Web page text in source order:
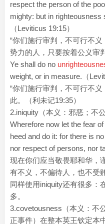
respect the person of the
mighty: but in righteousness
（Leviticus 19:15）
“你们施行审判，不可行不
势力的人，只要按着公义审
Ye shall do no
weight, or in measure.（
“你们施行审判，不可行不
此。（利未记19:35）
2.iniquity（本义：邪恶；不公
Wherefore now let the fear
heed and do it: for there is no
nor respect of persons, nor
现在你们应当敬畏耶和华，
有不义，不偏待人，也不受
同样使用iniquity还有很多：
多。
3.covetousness（本义：不
正事件）在整本英王钦定本